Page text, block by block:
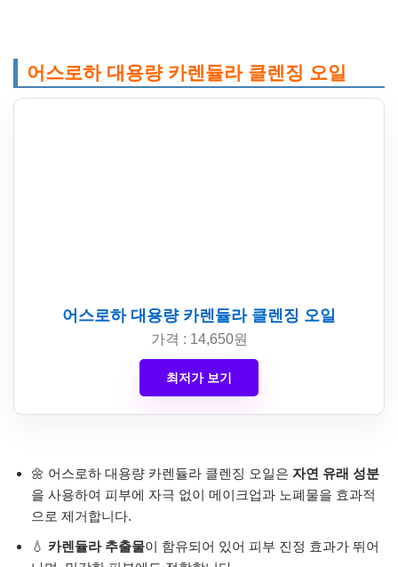
어스로하 대용량 카렌듈라 클렌징 오일
어스로하 대용량 카렌듈라 클렌징 오일
가격 : 14,650원
최저가 보기
🌼 어스로하 대용량 카렌듈라 클렌징 오일은 자연 유래 성분
을 사용하여 피부에 자극 없이 메이크업과 노폐물을 효과적
으로 제거합니다.
💧 카렌듈라 추출물이 함유되어 있어 피부 진정 효과가 뛰어